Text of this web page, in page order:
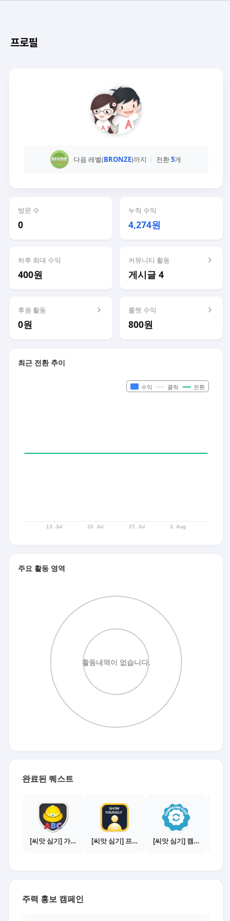
프로필
다음 레벨(BRONZE)까지 전환5개
방문 수
0
누적 수익
4,274원
하루 최대 수익
400원
커뮤니티 활동
게시글 4
후원 활동
0원
룰렛 수익
800원
최근 전환 추이
주요 활동 영역
완료된 퀘스트
[씨앗 심기] 가이드보기 - 매체별 활동 가이드 [씨앗 심기] 프로필 사진 등록하기 [씨앗 심기] 캠페인 전환하기
주력 홍보 캠페인